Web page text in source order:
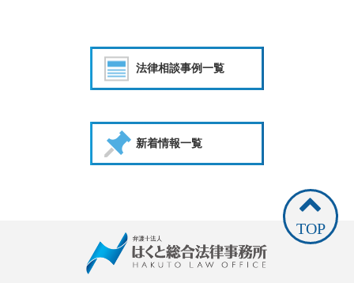
法律相談事例一覧
新着情報一覧
TOP